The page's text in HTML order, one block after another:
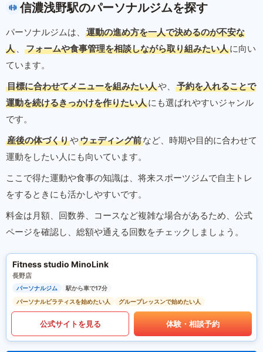
信濃浅野駅のパーソナルジムを探す
パーソナルジムは、
運動の進め方を一人で決めるのが不安な
人 、 フォームや食事管理を相談しながら取り組みたい人に向い
ています。
目標に合わせてメニューを組みたい人や、
予約を入れることで
運動を続けるきっかけを作りたい人にも選ばれやすいジャンル
です。
産後の体づくりやウェディング前など、時期や目的に合わせて
運動をしたい人にも向いています。
ここで得た運動や食事の知識は、将来スポーツジムで自主トレ
をするときにも活かしやすいです。
料金は月額、回数券、コースなど複雑な場合があるため、公式
ページを確認し、総額や通える回数をチェックしましょう。
Fitness studio MinoLink
長野店
パーソナルジム
駅から車で17分
パーソナルピラティスを始めたい人
グループレッスンで始めたい人
公式サイトを見る 体験・相談予約